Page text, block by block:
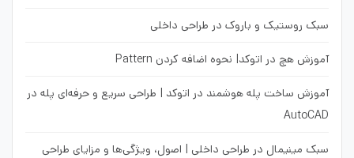
سبک روستیک و باروک در طراحی داخلی
آموزش هچ در اتوکد| نحوه اضافه کردن Pattern
آموزش ساخت پله هوشمند در اتوکد | طراحی سریع و حرفه‌ای پله در
AutoCAD
سبک مینیمال در طراحی داخلی | اصول، ویژگی‌ها و مزایای طراحی